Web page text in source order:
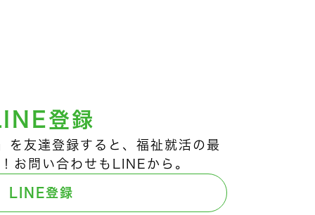
登録
友達登録すると、福祉就活の最
お問い合わせもLINEから。
LINE登録